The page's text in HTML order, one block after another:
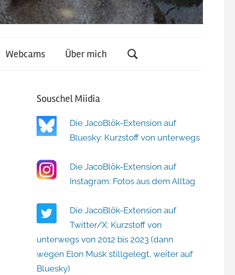
Webcams Über mich
Souschel Miidia
Die JacoBlök-Extension auf
Bluesky: Kurzstoff von unterwegs
Die JacoBlök-Extension auf
Instagram: Fotos aus dem Alltag
Die JacoBlök-Extension auf
Twitter/X: Kurzstoff von
unterwegs von 2012 bis 2023 (dann
wegen Elon Musk stillgelegt, weiter auf
Bluesky)